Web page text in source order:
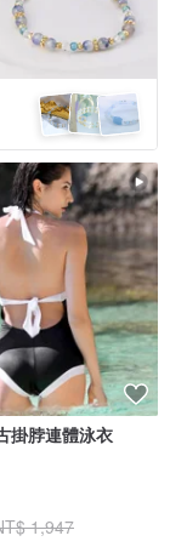
掛脖連體泳衣
1,947